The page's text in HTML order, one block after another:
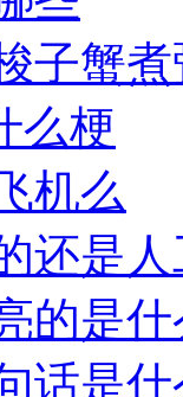
子蟹
么梗
机么
还是
的是什
话是